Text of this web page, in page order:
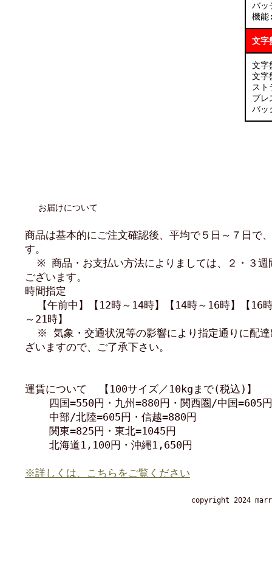
バッ
機
文字
文字
文
スト
ブレ
バッ
お届けについて
商品は基本的にご注文確認後、平均で５日～７日で
す。
※ 商品・お支払い方法によりましては、２・３週
ございます。
時間指定
【午前中】【12時～14時】【14時～16時】【16
～21時】
※ 気象・交通状況等の影響により指定通りに配達
ざいますので、ご了承下さい。
運賃について 【100サイズ／10kgまで(税込)】
四国=550円・九州=880円・関西圏/中国=605円
中部/北陸=605円・信越=880円
関東=825円・東北=1045円
北海道1,100円・沖縄1,650円
※詳しくは、こちらをご覧ください
copyright 2024